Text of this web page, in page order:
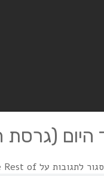
סגור לתגובות על The Rest of מצעד היום (גרסת האלבום) 15 – 13.6.26